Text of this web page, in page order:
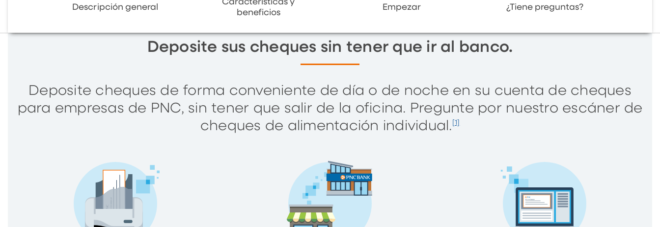
Descripción general
Características y
beneficios
Empezar ¿Tiene preguntas?
Deposite sus cheques sin tener que ir al banco.
Deposite cheques de forma conveniente de día o de noche en su cuenta de cheques
para empresas de PNC, sin tener que salir de la oficina. Pregunte por nuestro escáner de
cheques de alimentación individual. [1]